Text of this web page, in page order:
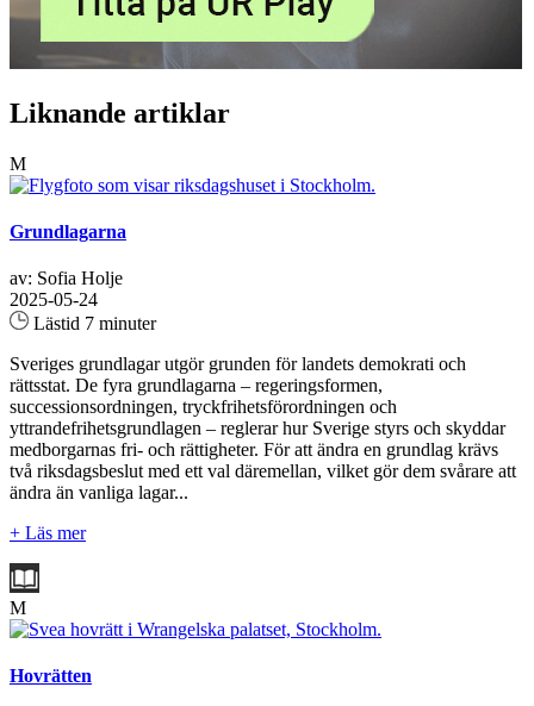
Liknande artiklar
M
Grundlagarna
av: Sofia Holje
2025-05-24
Lästid 7 minuter
Sveriges grundlagar utgör grunden för landets demokrati och
rättsstat. De fyra grundlagarna – regeringsformen,
successionsordningen, tryckfrihetsförordningen och
yttrandefrihetsgrundlagen – reglerar hur Sverige styrs och skyddar
medborgarnas fri- och rättigheter. För att ändra en grundlag krävs
två riksdagsbeslut med ett val däremellan, vilket gör dem svårare att
ändra än vanliga lagar...
+ Läs mer
M
Hovrätten